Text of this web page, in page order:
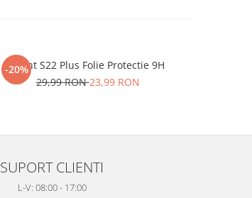
-20%
iHunt S22 Plus Folie Protectie 9H
29,99 RON23,99 RON
SUPORT CLIENTI
L-V: 08:00 - 17:00